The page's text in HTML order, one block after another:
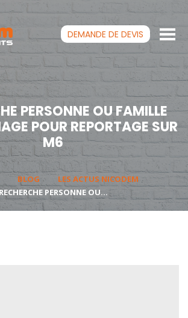
DEMANDE DE DEVIS
PERSONNE OU FAMILLE
POUR REPORTAGE SUR
M6
BLOG
LES ACTUS NICODEM
RECHERCHE PERSONNE OU...